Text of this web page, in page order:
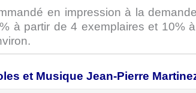
en impression à la
à partir de 4 exemplaires et 10%
et Musique Jean-Pierre